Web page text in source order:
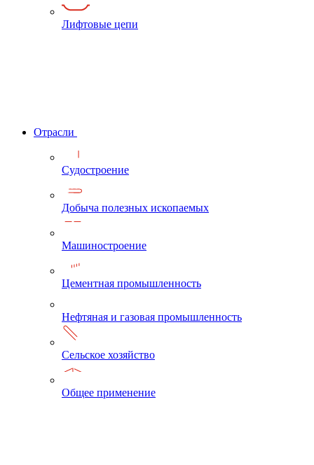
Лифтовые цепи
Отрасли
Судостроение
Добыча полезных ископаемых
Машиностроение
Цементная промышленность
Нефтяная и газовая промышленность
Сельское хозяйство
Общее применение